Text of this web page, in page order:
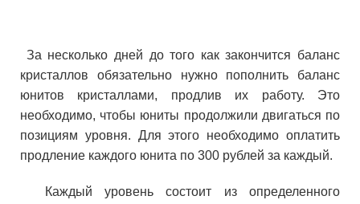
За несколько дней до того как закончится баланс
кристаллов обязательно нужно пополнить баланс
юнитов кристаллами, продлив их работу. Это
необходимо, чтобы юниты продолжили двигаться по
позициям уровня. Для этого необходимо оплатить
продление каждого юнита по 300 рублей за каждый.
Каждый уровень состоит из определенного